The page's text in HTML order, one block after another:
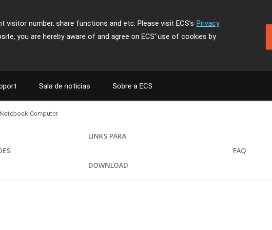
number, share functions and etc. Please visit ECS's Privacy
you are hereby aware of and agree on ECS' use of cookies by
Sala de noticias Sobre a ECS
Computer
LINKS PARA
DOWNLOAD
FAQ